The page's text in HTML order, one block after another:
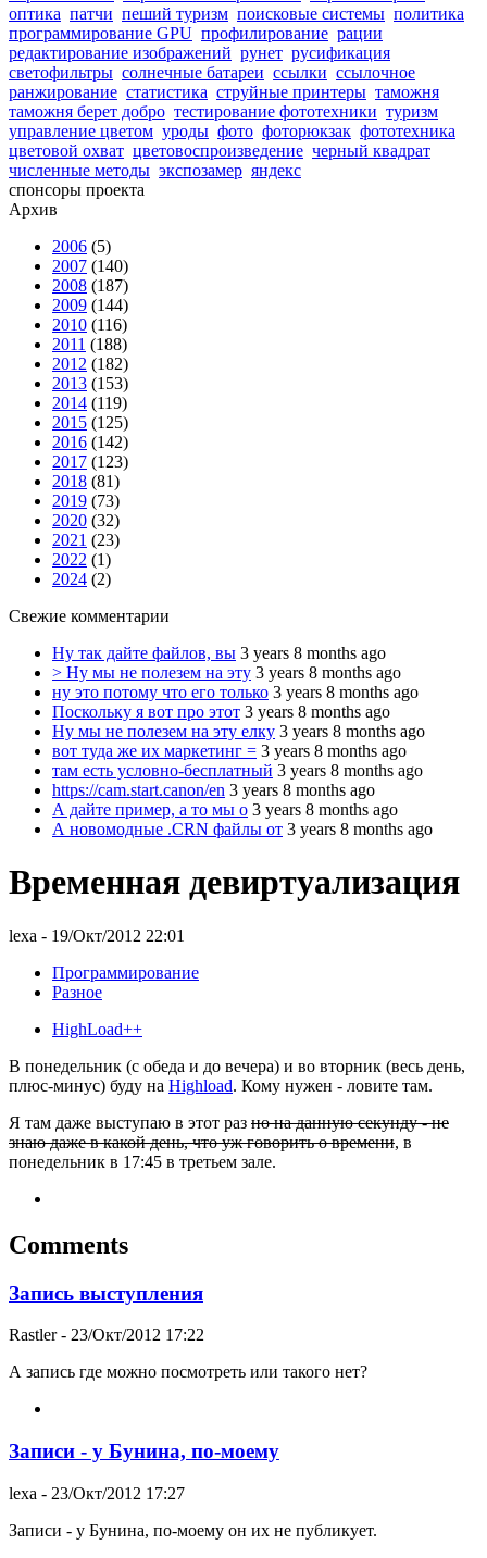
оптика патчи пеший туризм поисковые системы политика
программирование GPU профилирование рации
редактирование изображений рунет русификация
светофильтры солнечные батареи ссылки ссылочное
ранжирование статистика струйные принтеры таможня
таможня берет добро тестирование фототехники туризм
управление цветом уроды фото фоторюкзак фототехника
цветовой охват цветовоспроизведение черный квадрат
численные методы экспозамер яндекс
спонсоры проекта
Архив
2006 (5)
2007 (140)
2008 (187)
2009 (144)
2010 (116)
2011 (188)
2012 (182)
2013 (153)
2014 (119)
2015 (125)
2016 (142)
2017 (123)
2018 (81)
2019 (73)
2020 (32)
2021 (23)
2022 (1)
2024 (2)
Свежие комментарии
Ну так дайте файлов, вы 3 years 8 months ago
> Ну мы не полезем на эту 3 years 8 months ago
ну это потому что его только 3 years 8 months ago
Поскольку я вот про этот 3 years 8 months ago
Ну мы не полезем на эту елку 3 years 8 months ago
вот туда же их маркетинг = 3 years 8 months ago
там есть условно-бесплатный 3 years 8 months ago
https://cam.start.canon/en 3 years 8 months ago
А дайте пример, а то мы о 3 years 8 months ago
А новомодные .CRN файлы от 3 years 8 months ago
Временная девиртуализация
lexa - 19/Окт/2012 22:01
Программирование
Разное
HighLoad++
В понедельник (с обеда и до вечера) и во вторник (весь день,
плюс-минус) буду на Highload. Кому нужен - ловите там.
Я там даже выступаю в этот раз но на данную секунду - не
знаю даже в какой день, что уж говорить о времени, в
понедельник в 17:45 в третьем зале.
Comments
Запись выступления
Rastler- 23/Окт/2012 17:22
А запись где можно посмотреть или такого нет?
Записи - у Бунина, по-моему
lexa - 23/Окт/2012 17:27
Записи - у Бунина, по-моему он их не публикует.